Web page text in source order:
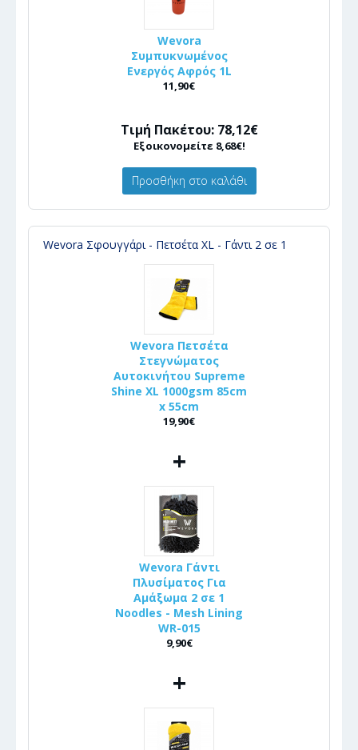
Wevora
Συμπυκνωμένος
Ενεργός Αφρός 1L
11,90€
Τιμή Πακέτου: 78,12€
Εξοικονομείτε 8,68€!
Προσθήκη στο καλάθι
Wevora Σφουγγάρι - Πετσέτα XL - Γάντι 2 σε 1
Wevora Πετσέτα
Στεγνώματος
Αυτοκινήτου Supreme
Shine XL 1000gsm 85cm
x 55cm
19,90€
+
Wevora Γάντι
Πλυσίματος Για
Αμάξωμα 2 σε 1
Noodles - Mesh Lining
WR-015
9,90€
+